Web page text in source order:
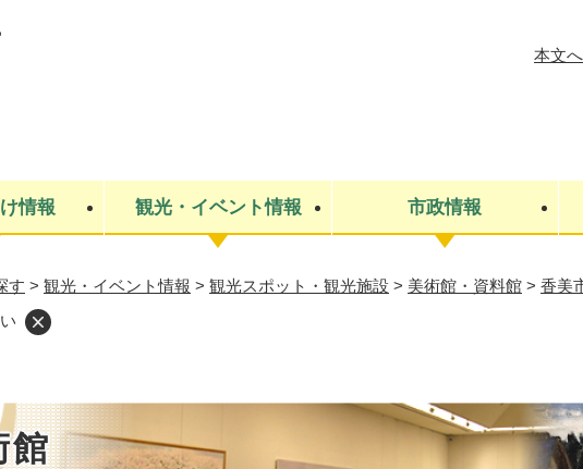
本文へ
情報 観光・イベント情報
特産品
市政情報
す > 観光・イベント情報 > 観光スポット・観光施設 > 美術館・資料館 > 香美
館